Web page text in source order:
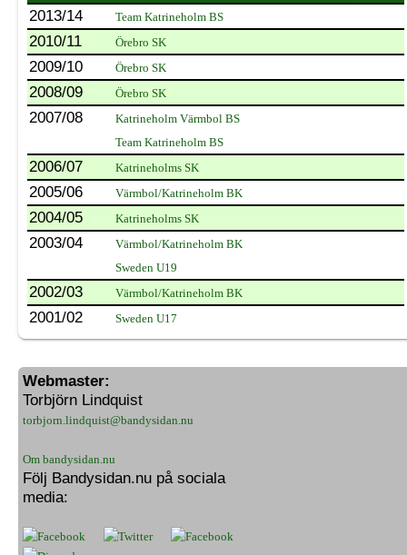
2013/14
Team Katrineholm BS
2010/11 Örebro SK
2009/10 Örebro SK
2008/09 Örebro SK
2007/08
Katrineholm Värmbol BS
Team Katrineholm BS
2006/07 Katrineholms SK
2005/06 Värmbol/Katrineholm BK
2004/05 Katrineholms SK
2003/04
Värmbol/Katrineholm BK
Sweden U19
2002/03 Värmbol/Katrineholm BK
2001/02 Sweden U17
Webmaster:
Torbjörn Lindquist
torbjorn.lindquist@bandysidan.nu
Om bandysidan.nu
Följ Bandysidan.nu på sociala
media: